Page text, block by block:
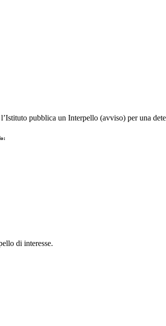
pubblica un Interpello (avviso) per una
di interesse.